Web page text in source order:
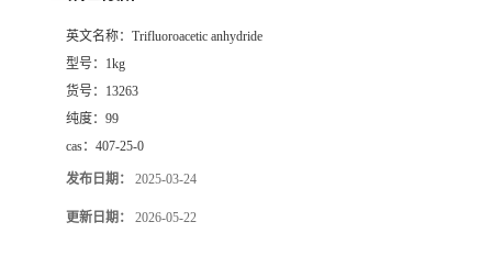
英文名称： Trifluoroacetic anhydride
型号： 1kg
货号： 13263
纯度： 99
cas： 407-25-0
发布日期： 2025-03-24
更新日期： 2026-05-22